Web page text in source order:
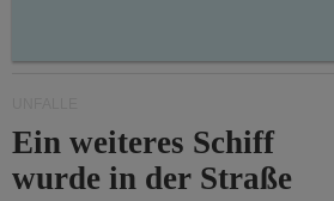
Ein weiteres Schiff
wurde in der Straße